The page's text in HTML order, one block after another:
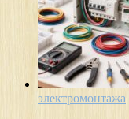
электромонтажа